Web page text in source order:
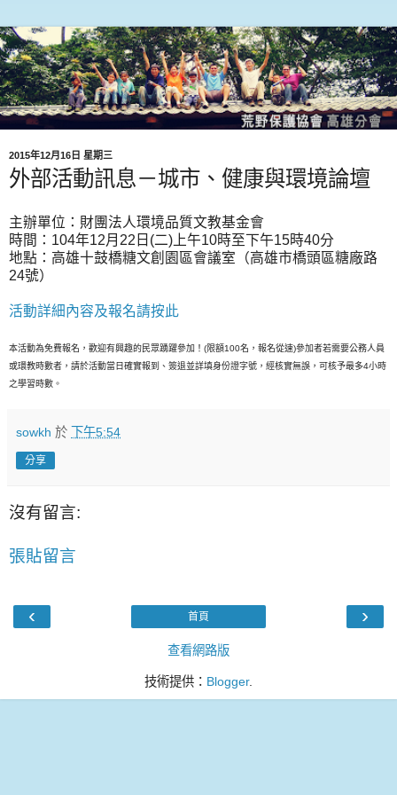
2015年12月16日 星期三
外部活動訊息－城市、健康與環境論壇
主辦單位：財團法人環境品質文教基金會
時間：104年12月22日(二)上午10時至下午15時40分
地點：高雄十鼓橋糖文創園區會議室（高雄市橋頭區糖廠路
24號）
活動詳細內容及報名請按此
本活動為免費報名，歡迎有興趣的民眾踴躍參加！(限額100名，報名從速)參加者若需要公務人員
或環教時數者，請於活動當日確實報到、簽退並詳填身份證字號，經核實無誤，可核予最多4小時
之學習時數。
sowkh 於 下午5:54
分享
沒有留言:
張貼留言
‹ ›
首頁
查看網路版
技術提供： Blogger.